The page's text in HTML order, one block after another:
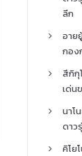
ลีก
อาย
กอง
สึกิกุ
เด่น
นาโ
ดาว
คิโย